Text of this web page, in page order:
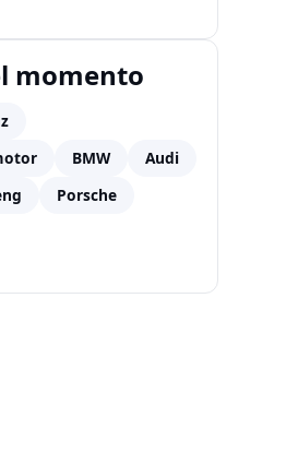
momento
BMW
Audi
Porsche